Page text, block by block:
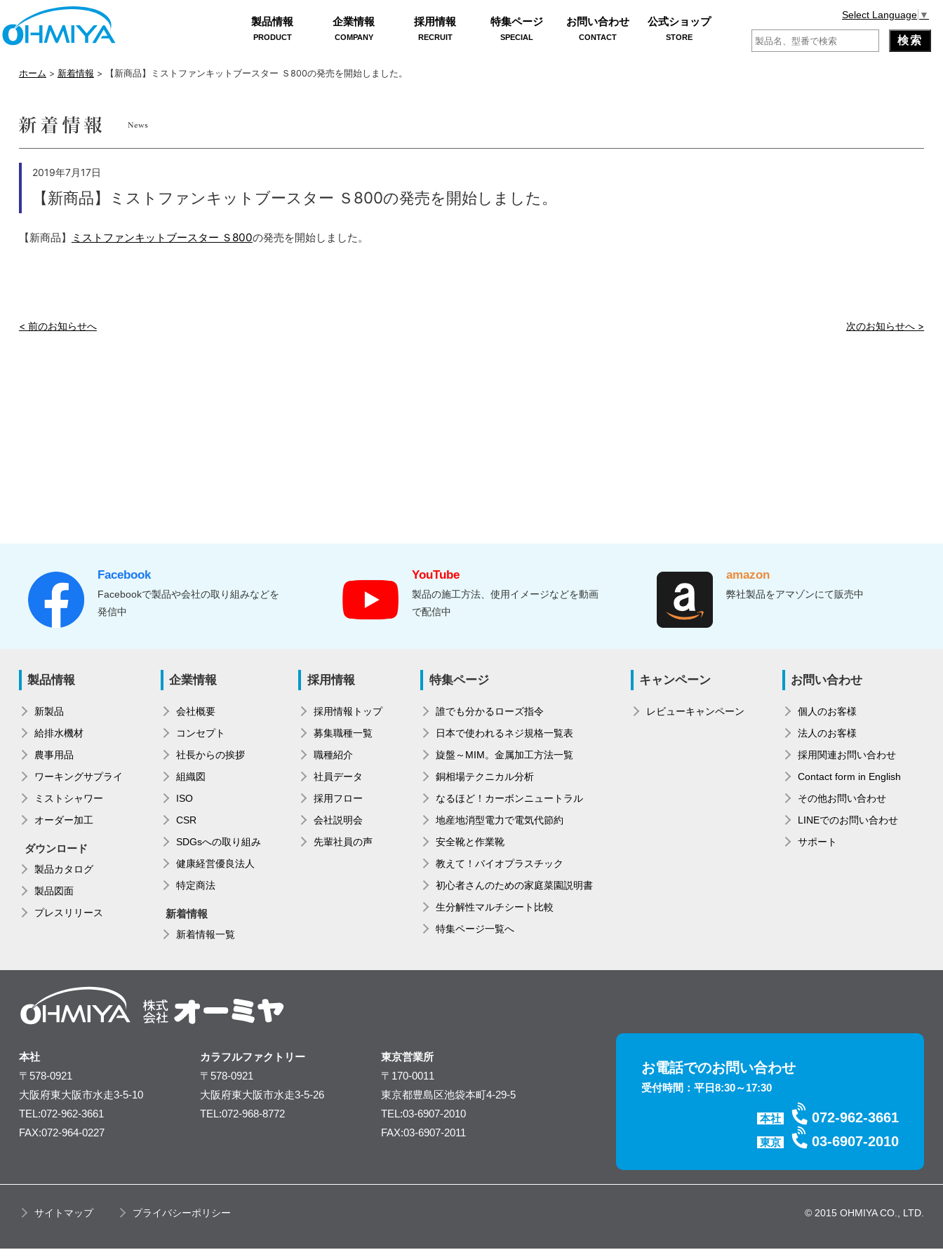
製品情報
PRODUCT
企業情報
COMPANY
採用情報
RECRUIT
特集ページ
SPECIAL
お問い合わせ
CONTACT
公式ショップ
STORE
Select Language ▼
ホーム > 新着情報 > 【新商品】ミストファンキットブースター Ｓ800の発売を開始しました。
2019年7月17日
【新商品】ミストファンキットブースター Ｓ800の発売を開始しました。
【新商品】 ミストファンキットブースター Ｓ800の発売を開始しました。
< 前のお知らせへ 次のお知らせへ >
Facebook
Facebookで製品や会社の取り組みなどを
発信中
YouTube
製品の施工方法、使用イメージなどを動画
で配信中
amazon
弊社製品をアマゾンにて販売中
製品情報
新製品
給排水機材
農事用品
ワーキングサプライ
ミストシャワー
オーダー加工
ダウンロード
製品カタログ
製品図面
プレスリリース
企業情報
会社概要
コンセプト
社長からの挨拶
組織図
ISO
CSR
SDGsへの取り組み
健康経営優良法人
特定商法
新着情報
新着情報一覧
採用情報
採用情報トップ
募集職種一覧
職種紹介
社員データ
採用フロー
会社説明会
先輩社員の声
特集ページ
誰でも分かるローズ指令
日本で使われるネジ規格一覧表
旋盤～MIM。金属加工方法一覧
銅相場テクニカル分析
なるほど！カーボンニュートラル
地産地消型電力で電気代節約
安全靴と作業靴
教えて！バイオプラスチック
初心者さんのための家庭菜園説明書
生分解性マルチシート比較
特集ページ一覧へ
キャンペーン
レビューキャンペーン
お問い合わせ
個人のお客様
法人のお客様
採用関連お問い合わせ
Contact form in English
その他お問い合わせ
LINEでのお問い合わせ
サポート
本社
〒578-0921
大阪府東大阪市水走3-5-10
TEL:072-962-3661
FAX:072-964-0227
カラフルファクトリー
〒578-0921
大阪府東大阪市水走3-5-26
TEL:072-968-8772
東京営業所
〒170-0011
東京都豊島区池袋本町4-29-5
TEL:03-6907-2010
FAX:03-6907-2011
お電話でのお問い合わせ
受付時間：平日8:30～17:30
本社 072-962-3661
東京 03-6907-2010
サイトマップ プライバシーポリシー © 2015 OHMIYA CO., LTD.